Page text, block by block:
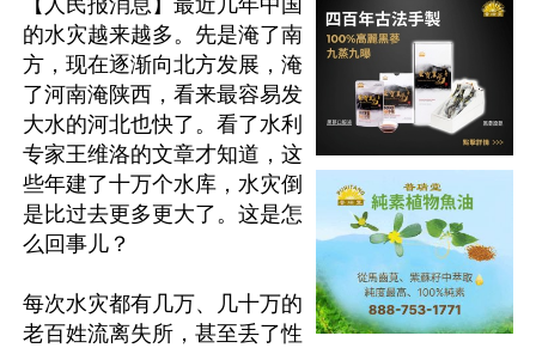
【人民报消息】最近几年中国
的水灾越来越多。先是淹了南
方，现在逐渐向北方发展，淹
了河南淹陕西，看来最容易发
大水的河北也快了。看了水利
专家王维洛的文章才知道，这
些年建了十万个水库，水灾倒
是比过去更多更大了。这是怎
么回事儿？
每次水灾都有几万、几十万的
老百姓流离失所，甚至丢了性